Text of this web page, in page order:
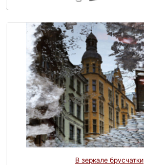
В зеркале брусчатки